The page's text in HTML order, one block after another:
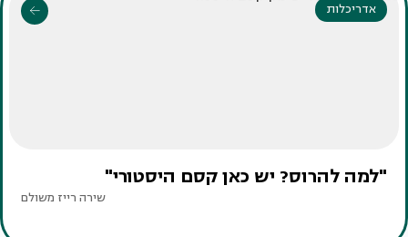
אדריכלות
"למה להרוס? יש כאן קסם היסטורי"
שירה רייז משולם